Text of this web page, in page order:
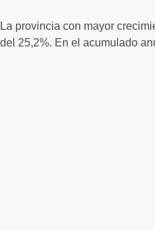
La provincia con mayor
del 25,2%. En el acumulado